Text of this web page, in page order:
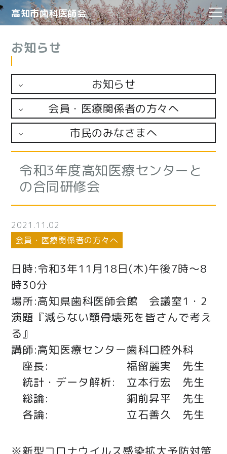
高知市歯科医師会
お知らせ
お知らせ
会員・医療関係者の方々へ
市民のみなさまへ
令和3年度高知医療センターと
の合同研修会
2021.11.02
会員・医療関係者の方々へ
日時:令和3年11月18日(木)午後7時～8
時30分
場所:高知県歯科医師会館 会議室1・2
演題『減らない顎骨壊死を皆さんで考え
る』
講師:高知医療センター歯科口腔外科
座長: 福留麗実 先生
統計・データ解析: 立本行宏 先生
総論: 銅前昇平 先生
各論: 立石善久 先生